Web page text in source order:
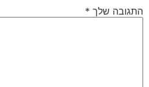
התגובה שלך *